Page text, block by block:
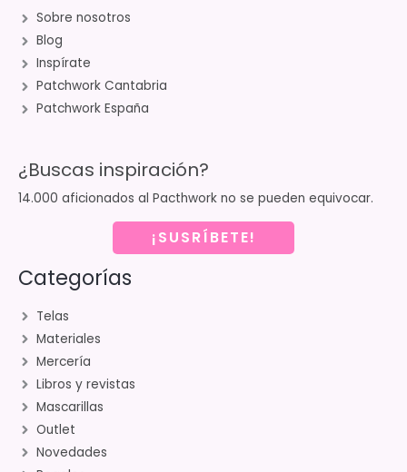
Sobre nosotros
Blog
Inspírate
Patchwork Cantabria
Patchwork España
¿Buscas inspiración?
14.000 aficionados al Pacthwork no se pueden equivocar.
¡SUSRÍBETE!
Categorías
Telas
Materiales
Mercería
Libros y revistas
Mascarillas
Outlet
Novedades